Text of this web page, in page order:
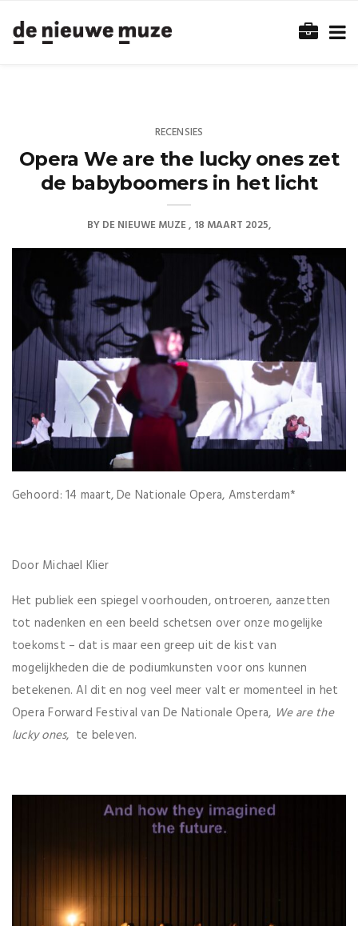
RECENSIES
Opera We are the lucky ones zet
de babyboomers in het licht
BYDE NIEUWE MUZE 18 MAART 2025
Gehoord: 14 maart, De Nationale Opera, Amsterdam*
Door Michael Klier
Het publiek een spiegel voorhouden, ontroeren, aanzetten
tot nadenken en een beeld schetsen over onze mogelijke
toekomst – dat is maar een greep uit de kist van
mogelijkheden die de podiumkunsten voor ons kunnen
betekenen. Al dit en nog veel meer valt er momenteel in het
Opera Forward Festival van De Nationale Opera, We are the
lucky ones, te beleven.